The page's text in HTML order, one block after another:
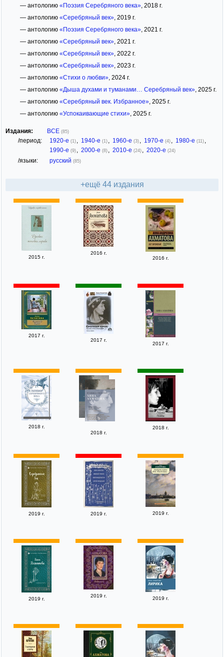
— антологию «Поэзия Серебряного века», 2018 г.
— антологию «Серебряный век», 2019 г.
— антологию «Поэзия Серебряного века», 2021 г.
— антологию «Серебряный век», 2021 г.
— антологию «Серебряный век», 2022 г.
— антологию «Серебряный век», 2023 г.
— антологию «Стихи о любви», 2024 г.
— антологию «Дыша духами и туманами… Серебряный век», 2025 г.
— антологию «Серебряный век. Избранное», 2025 г.
— антологию «Успокаивающие стихи», 2025 г.
Издания: ВСЕ (85)
/период: 1920-е (1) 1940-е (1) 1960-е (3) 1970-е (4) 1980-е (11)
1990-е (9) 2000-е (8) 2010-е (24) 2020-е (24)
/языки: русский (85)
+ещё 44 издания
2015 г.
2016 г.
2016 г.
2017 г.
2017 г.
2017 г.
2018 г.
2018 г.
2018 г.
2019 г. 2019 г. 2019 г.
2019 г.
2019 г. 2019 г.